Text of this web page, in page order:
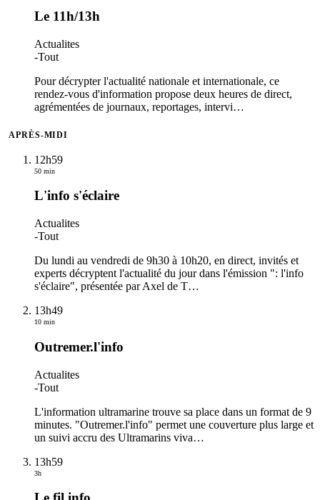
Le 11h/13h
Actualites
-Tout
Pour décrypter l'actualité nationale et internationale, ce
rendez-vous d'information propose deux heures de direct,
agrémentées de journaux, reportages, intervi…
APRÈS-MIDI
12h59
50 min
L'info s'éclaire
Actualites
-Tout
Du lundi au vendredi de 9h30 à 10h20, en direct, invités et
experts décryptent l'actualité du jour dans l'émission ": l'info
s'éclaire", présentée par Axel de T…
13h49
10 min
Outremer.l'info
Actualites
-Tout
L'information ultramarine trouve sa place dans un format de 9
minutes. "Outremer.l'info" permet une couverture plus large et
un suivi accru des Ultramarins viva…
13h59
3h